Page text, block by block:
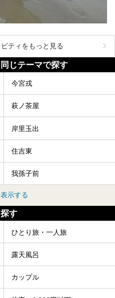
ティをもっと見る
じテーマで探す
今宮戎
萩ノ茶屋
岸里玉出
住吉東
我孫子前
示する
す
ひとり旅・一人旅
露天風呂
カップル